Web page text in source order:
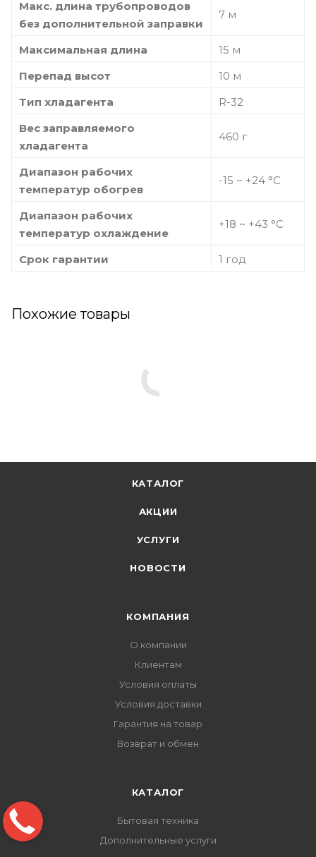
Макс. длина трубопроводов
без дополнительной заправки
7 м
Максимальная длина
15 м
Перепад высот
10 м
Тип хладагента
R-32
Вес заправляемого
хладагента
460 г
Диапазон рабочих
температур обогрев
-15 ~ +24 °С
Диапазон рабочих
температур охлаждение
+18 ~ +43 °С
Срок гарантии 1 год
Похожие товары
КАТАЛОГ
АКЦИИ
УСЛУГИ
НОВОСТИ
КОМПАНИЯ
О компании
Клиентам
Условия оплаты
Условия доставки
Гарантия на товар
Возврат и обмен
КАТАЛОГ
Бытовая техника
Дополнительные услуги